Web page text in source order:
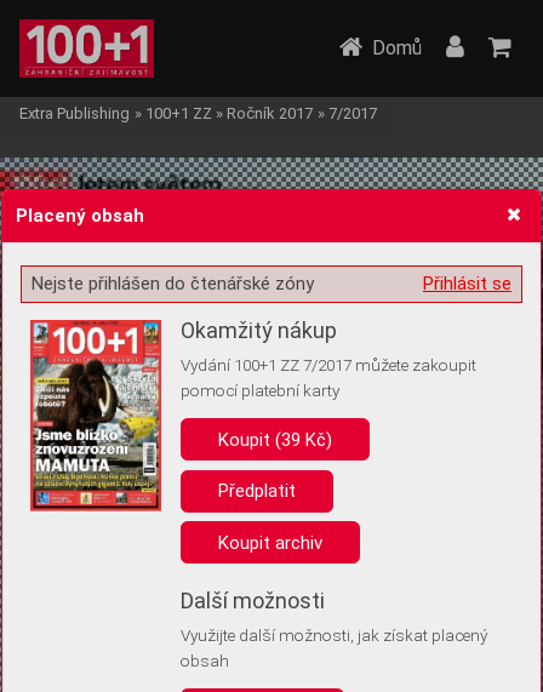
Žádost o souhlas s ukládáním volitelných informací
Pro základní fungování webu nepotřebujeme ukládat žádné informace
(tzv. cookies apod.). Rádi bychom vás ale požádali o souhlas s
uložením volitelných informací:
Anonymní unikátní ID
Díky němu příště poznáme, že se jedná o stejné zařízení, a
Identifikátor je zcela anonymní.
Vaše souhlasy a odmítnutí si ukládáme do vašeho zařízení, abychom se
vás už příště znovu neptali. Můžete je kdykoli později upravit ve Správě
Domů
Extra Publishing » 100+1 ZZ » Ročník 2017 » 7/2017
Placený obsah
Přihlásit se
Nejste přihlášen do čtenářské zóny
Okamžitý nákup
Vydání 100+1 ZZ 7/2017 můžete zakoupit
pomocí platební karty
Koupit (39 Kč)
Předplatit
Koupit archiv
Další možnosti
Využijte další možnosti, jak získat placený
obsah